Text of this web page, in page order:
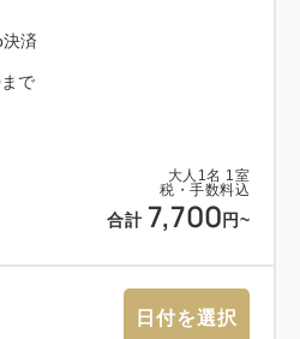
大人 1名 1室
税・手数料込
合計 7,700 円~
済
で
日付を選択